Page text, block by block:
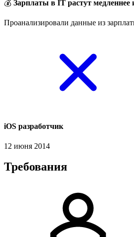
💰 Зарплаты в IT растут
Проанализировали данные из
iOS разработчик
12 июня 2014
Требования